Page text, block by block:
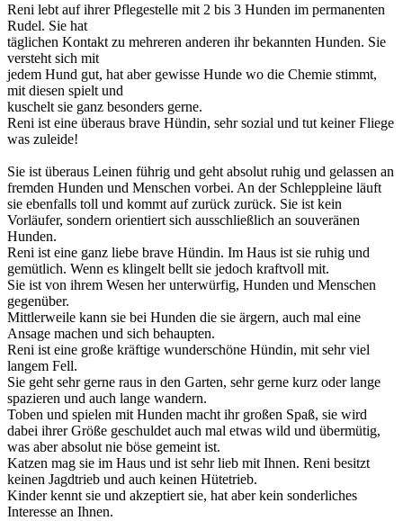
Reni lebt auf ihrer Pflegestelle mit 2 bis 3 Hunden im permanenten
Rudel. Sie hat
täglichen Kontakt zu mehreren anderen ihr bekannten Hunden. Sie
versteht sich mit
jedem Hund gut, hat aber gewisse Hunde wo die Chemie stimmt,
mit diesen spielt und
kuschelt sie ganz besonders gerne.
Reni ist eine überaus brave Hündin, sehr sozial und tut keiner Fliege
was zuleide!
Sie ist überaus Leinen führig und geht absolut ruhig und gelassen an
fremden Hunden und Menschen vorbei. An der Schleppleine läuft
sie ebenfalls toll und kommt auf zurück zurück. Sie ist kein
Vorläufer, sondern orientiert sich ausschließlich an souveränen
Hunden.
Reni ist eine ganz liebe brave Hündin. Im Haus ist sie ruhig und
gemütlich. Wenn es klingelt bellt sie jedoch kraftvoll mit.
Sie ist von ihrem Wesen her unterwürfig, Hunden und Menschen
gegenüber.
Mittlerweile kann sie bei Hunden die sie ärgern, auch mal eine
Ansage machen und sich behaupten.
Reni ist eine große kräftige wunderschöne Hündin, mit sehr viel
langem Fell.
Sie geht sehr gerne raus in den Garten, sehr gerne kurz oder lange
spazieren und auch lange wandern.
Toben und spielen mit Hunden macht ihr großen Spaß, sie wird
dabei ihrer Größe geschuldet auch mal etwas wild und übermütig,
was aber absolut nie böse gemeint ist.
Katzen mag sie im Haus und ist sehr lieb mit Ihnen. Reni besitzt
keinen Jagdtrieb und auch keinen Hütetrieb.
Kinder kennt sie und akzeptiert sie, hat aber kein sonderliches
Interesse an Ihnen.